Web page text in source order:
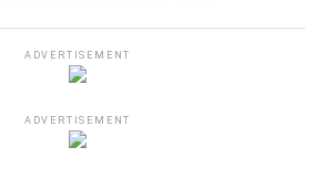
ADVERTISEMENT
ADVERTISEMENT